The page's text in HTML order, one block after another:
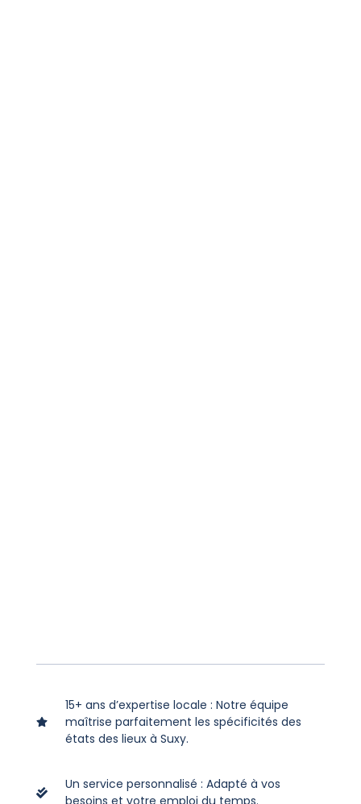
15+ ans d’expertise locale : Notre équipe
maîtrise parfaitement les spécificités des
états des lieux à Suxy.
Un service personnalisé : Adapté à vos
besoins et votre emploi du temps.